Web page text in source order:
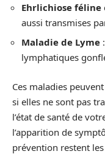
Ehrlichiose féline
aussi transmises
Maladie de Lyme
lymphatiques
Ces maladies
si elles ne sont pas
l’état de santé de
l’apparition de
prévention restent